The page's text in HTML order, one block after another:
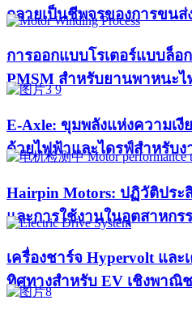
กลายเป็นชีพจรของการขนส่
การออกแบบโรเตอร์แบบล็อ
PMSM สำหรับยานพาหนะ
E-Axle: ขุมพลังแห่งความเ
ด้วยไฟฟ้าและไดรฟ์สำหรับ
Hairpin Motors: ปฏิวัติปร
และการใช้งานในอุตสาหกร
เครื่องชาร์จ Hypervolt แล
ทิศทางสำหรับ EV เชิงพาณิ